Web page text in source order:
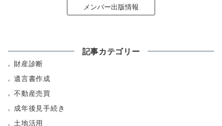
メンバー出版情報
記事カテゴリー
財産診断
遺言書作成
不動産売買
成年後見手続き
土地活用